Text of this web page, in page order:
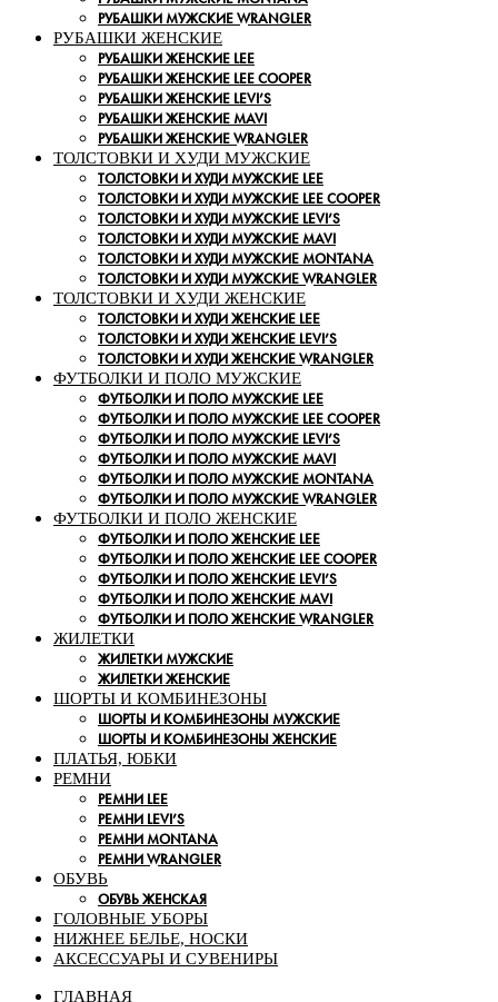
РУБАШКИ МУЖСКИЕ WRANGLER
РУБАШКИ ЖЕНСКИЕ
РУБАШКИ ЖЕНСКИЕ LEE
РУБАШКИ ЖЕНСКИЕ LEE COOPER
РУБАШКИ ЖЕНСКИЕ LEVI’S
РУБАШКИ ЖЕНСКИЕ MAVI
РУБАШКИ ЖЕНСКИЕ WRANGLER
ТОЛСТОВКИ И ХУДИ МУЖСКИЕ
ТОЛСТОВКИ И ХУДИ МУЖСКИЕ LEE
ТОЛСТОВКИ И ХУДИ МУЖСКИЕ LEE COOPER
ТОЛСТОВКИ И ХУДИ МУЖСКИЕ LEVI’S
ТОЛСТОВКИ И ХУДИ МУЖСКИЕ MAVI
ТОЛСТОВКИ И ХУДИ МУЖСКИЕ MONTANA
ТОЛСТОВКИ И ХУДИ МУЖСКИЕ WRANGLER
ТОЛСТОВКИ И ХУДИ ЖЕНСКИЕ
ТОЛСТОВКИ И ХУДИ ЖЕНСКИЕ LEE
ТОЛСТОВКИ И ХУДИ ЖЕНСКИЕ LEVI’S
ТОЛСТОВКИ И ХУДИ ЖЕНСКИЕ WRANGLER
ФУТБОЛКИ И ПОЛО МУЖСКИЕ
ФУТБОЛКИ И ПОЛО МУЖСКИЕ LEE
ФУТБОЛКИ И ПОЛО МУЖСКИЕ LEE COOPER
ФУТБОЛКИ И ПОЛО МУЖСКИЕ LEVI’S
ФУТБОЛКИ И ПОЛО МУЖСКИЕ MAVI
ФУТБОЛКИ И ПОЛО МУЖСКИЕ MONTANA
ФУТБОЛКИ И ПОЛО МУЖСКИЕ WRANGLER
ФУТБОЛКИ И ПОЛО ЖЕНСКИЕ
ФУТБОЛКИ И ПОЛО ЖЕНСКИЕ LEE
ФУТБОЛКИ И ПОЛО ЖЕНСКИЕ LEE COOPER
ФУТБОЛКИ И ПОЛО ЖЕНСКИЕ LEVI’S
ФУТБОЛКИ И ПОЛО ЖЕНСКИЕ MAVI
ФУТБОЛКИ И ПОЛО ЖЕНСКИЕ WRANGLER
ЖИЛЕТКИ
ЖИЛЕТКИ МУЖСКИЕ
ЖИЛЕТКИ ЖЕНСКИЕ
ШОРТЫ И КОМБИНЕЗОНЫ
ШОРТЫ И КОМБИНЕЗОНЫ МУЖСКИЕ
ШОРТЫ И КОМБИНЕЗОНЫ ЖЕНСКИЕ
ПЛАТЬЯ, ЮБКИ
РЕМНИ
РЕМНИ LEE
РЕМНИ LEVI’S
РЕМНИ MONTANA
РЕМНИ WRANGLER
ОБУВЬ
ОБУВЬ ЖЕНСКАЯ
ГОЛОВНЫЕ УБОРЫ
НИЖНЕЕ БЕЛЬЕ, НОСКИ
АКСЕССУАРЫ И СУВЕНИРЫ
ГЛАВНАЯ